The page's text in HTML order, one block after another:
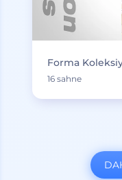
Forma
16 sahne